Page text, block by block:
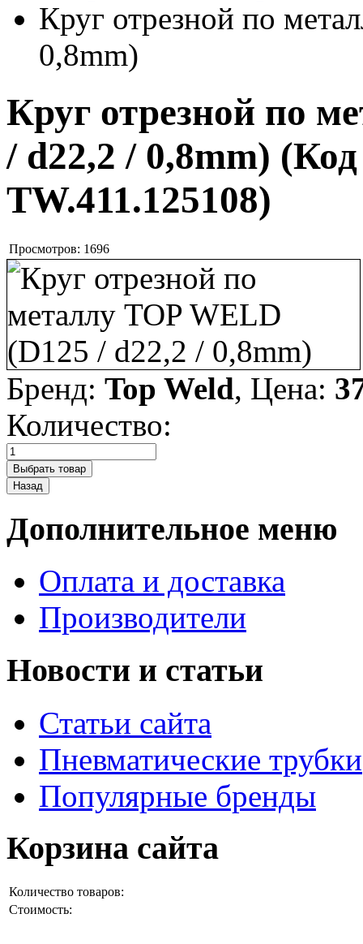
Круг отрезной по
0,8mm)
Круг отрезной по
/ d22,2 / 0,8mm)
TW.411.125108)
Просмотров: 1696
Бренд: Top Weld, Цена:
Количество:
Дополнительное меню
Оплата и доставка
Производители
Новости и статьи
Статьи сайта
Пневматические трубки
Популярные бренды
Корзина сайта
Количество товаров:
Стоимость: